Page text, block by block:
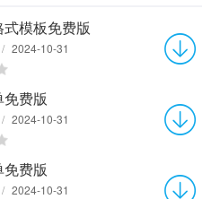
模板免费版
/ 2024-10-31
费版
/ 2024-10-31
费版
/ 2024-10-31